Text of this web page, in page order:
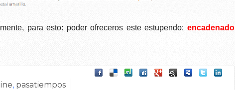
para esto: poderofreceros este estupendo: encadenado
, pasatiempos